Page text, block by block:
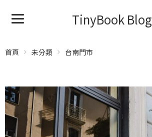
TinyBook Blog
首頁 未分類 台南門市